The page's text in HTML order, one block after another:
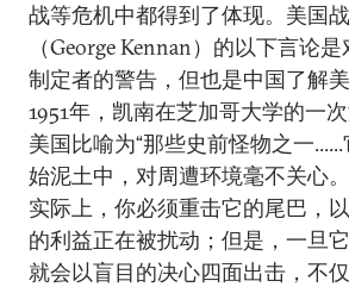
战等危机中都得到了体现。美国
（George Kennan）的以下言论
制定者的警告，但也是中国了解美
1951年，凯南在芝加哥大学的一
美国比喻为“那些史前怪物之一
始泥土中，对周遭环境毫不关心
实际上，你必须重击它的尾巴，
的利益正在被扰动；但是，一旦
就会以盲目的决心四面出击，不